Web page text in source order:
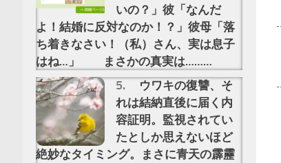
いの？」彼「なんだ
よ！結婚に反対なのか！？」彼母「落
ち着きなさい！（私）さん、実は息子
はね…」 まさかの真実は………
ウワキの復讐、そ
れは結納直後に届く内
容証明。監視されてい
たとしか思えないほど
絶妙なタイミング。まさに青天の霹靂